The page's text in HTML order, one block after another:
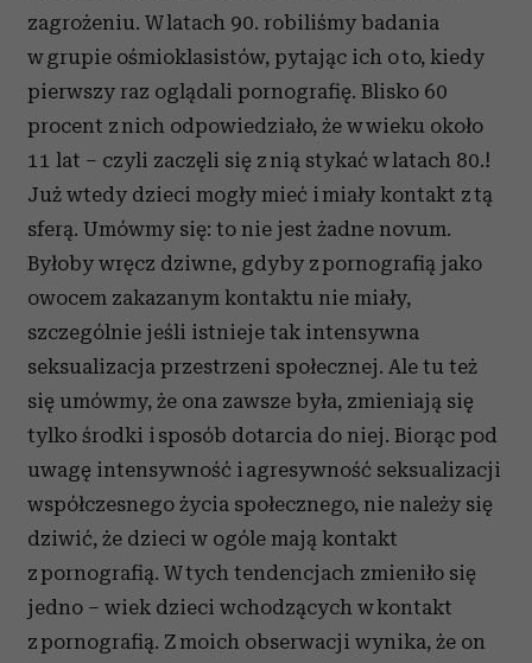
zagrożeniu. W latach 90. robiliśmy badania
w grupie ośmioklasistów, pytając ich o to, kiedy
pierwszy raz oglądali pornografię. Blisko 60
procent z nich odpowiedziało, że w wieku około
11 lat – czyli zaczęli się z nią stykać w latach 80.!
Już wtedy dzieci mogły mieć i miały kontakt z tą
sferą. Umówmy się: to nie jest żadne novum.
Byłoby wręcz dziwne, gdyby z pornografią jako
owocem zakazanym kontaktu nie miały,
szczególnie jeśli istnieje tak intensywna
seksualizacja przestrzeni społecznej. Ale tu też
się umówmy, że ona zawsze była, zmieniają się
tylko środki i sposób dotarcia do niej. Biorąc pod
uwagę intensywność i agresywność seksualizacji
współczesnego życia społecznego, nie należy się
dziwić, że dzieci w ogóle mają kontakt
z pornografią. W tych tendencjach zmieniło się
jedno – wiek dzieci wchodzących w kontakt
z pornografią. Z moich obserwacji wynika, że on